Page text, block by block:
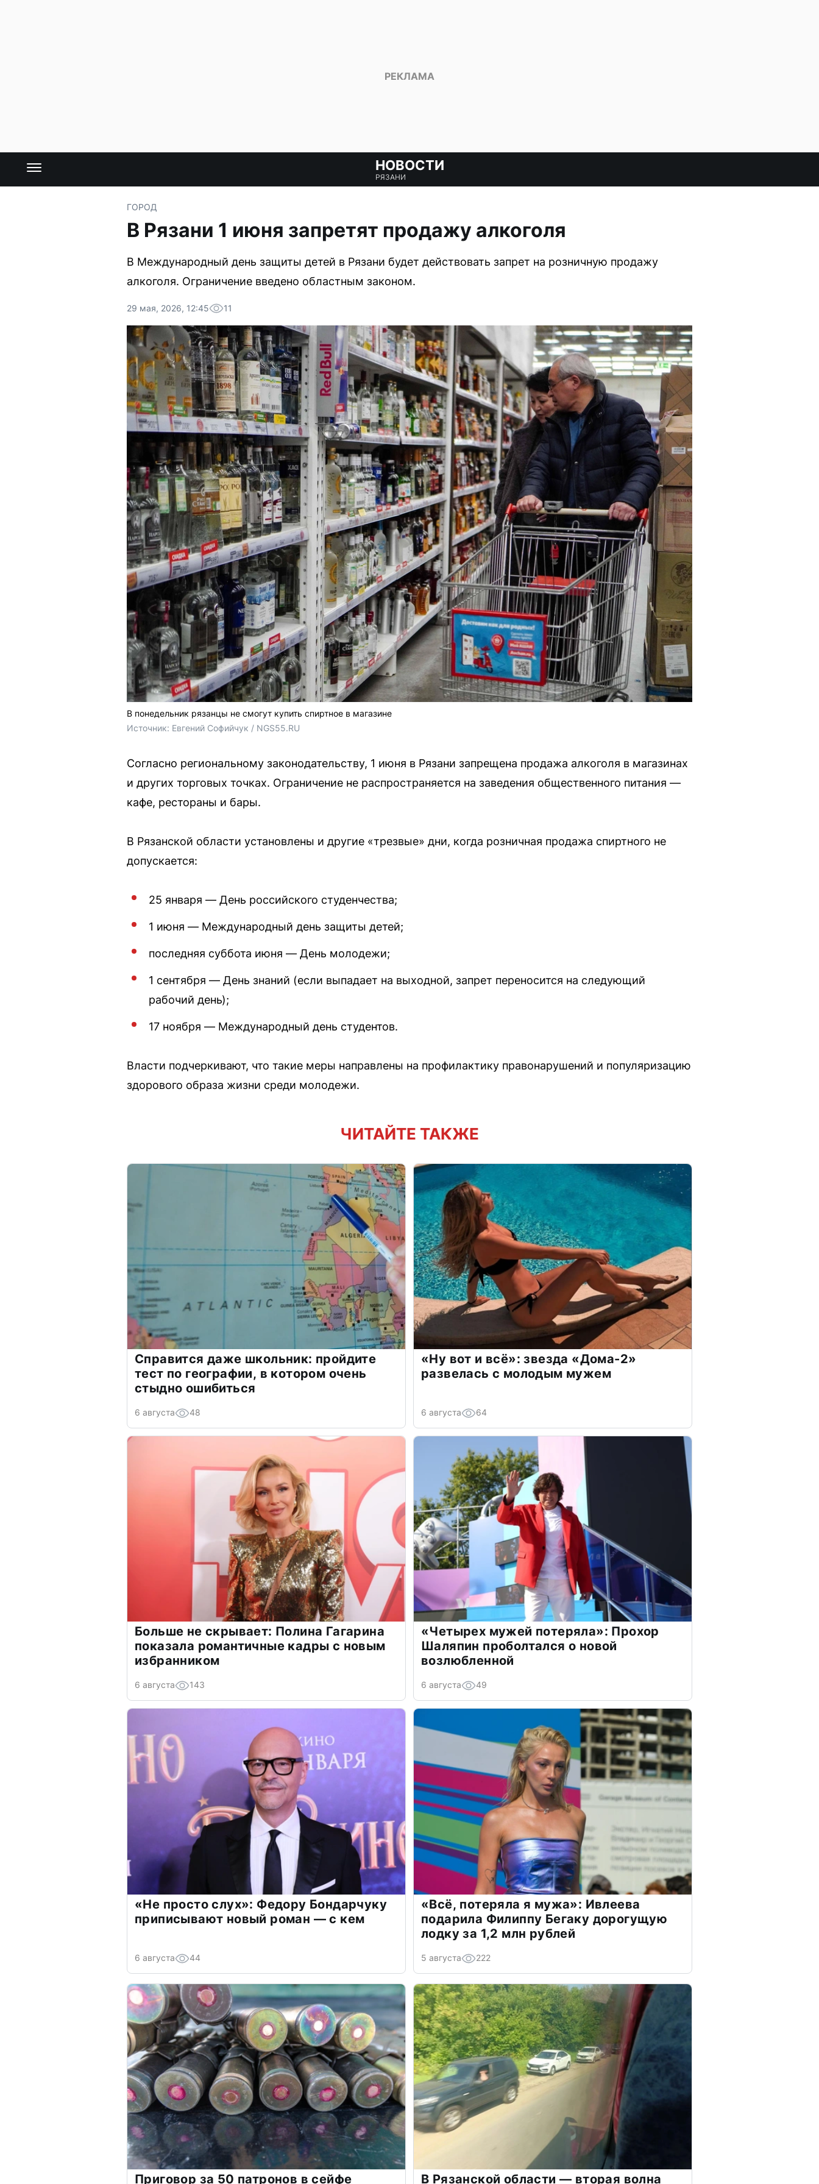
НОВОСТИ
РЯЗАНИ
ГОРОД
В Рязани 1 июня запретят продажу алкоголя
В Международный день защиты детей в Рязани будет действовать запрет на розничную продажу
алкоголя. Ограничение введено областным законом.
29 мая, 2026, 12:45 11
В понедельник рязанцы не смогут купить спиртное в магазине
Источник: Евгений Софийчук / NGS55.RU
Согласно региональному законодательству, 1 июня в Рязани запрещена продажа алкоголя в магазинах
и других торговых точках. Ограничение не распространяется на заведения общественного питания —
кафе, рестораны и бары.
В Рязанской области установлены и другие «трезвые» дни, когда розничная продажа спиртного не
допускается:
25 января — День российского студенчества;
1 июня — Международный день защиты детей;
последняя суббота июня — День молодежи;
1 сентября — День знаний (если выпадает на выходной, запрет переносится на следующий
рабочий день);
17 ноября — Международный день студентов.
Власти подчеркивают, что такие меры направлены на профилактику правонарушений и популяризацию
здорового образа жизни среди молодежи.
ЧИТАЙТЕ ТАКЖЕ
Справится даже школьник: пройдите
тест по географии, в котором очень
стыдно ошибиться
6 августа 48
«Ну вот и всё»: звезда «Дома-2»
развелась с молодым мужем
6 августа 64
Больше не скрывает: Полина Гагарина
показала романтичные кадры с новым
избранником
6 августа 143
«Четырех мужей потеряла»: Прохор
Шаляпин проболтался о новой
возлюбленной
6 августа 49
«Не просто слух»: Федору Бондарчуку
приписывают новый роман — с кем
6 августа 44
«Всё, потеряла я мужа»: Ивлеева
подарила Филиппу Бегаку дорогущую
лодку за 1,2 млн рублей
5 августа 222
Приговор за 50 патронов в сейфе В Рязанской области — вторая волна